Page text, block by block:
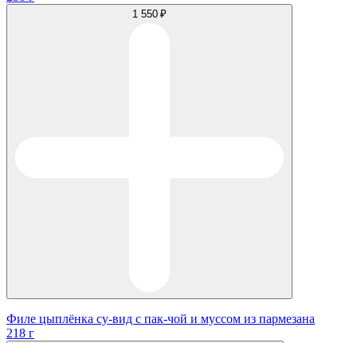
1 550 ₽
Филе цыплёнка су-вид с пак-чой и муссом из пармезана
218 г